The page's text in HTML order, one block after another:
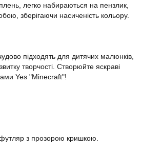
легко набираються на пензлик,
зберігаючи насиченість кольору.
підходять для дитячих малюнків,
творчості. Створюйте яскраві
Yes "Minecraft"!
з прозорою кришкою.